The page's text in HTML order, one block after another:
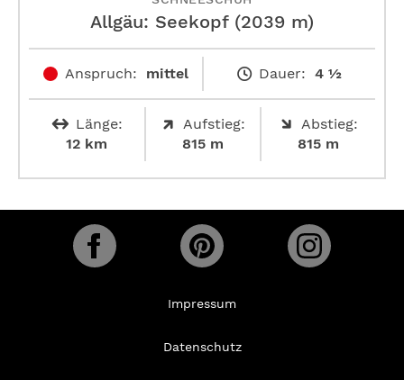
Allgäu: Seekopf (2039 m)
Anspruch: mittel Dauer: 4 ½
Länge:
12 km
Aufstieg:
815 m
Abstieg:
815 m
Impressum
Datenschutz